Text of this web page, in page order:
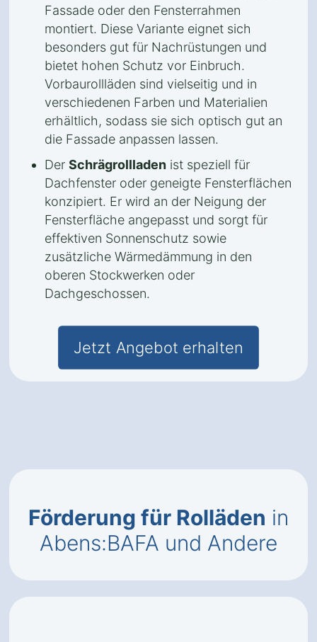
Fassade oder den Fensterrahmen
montiert. Diese Variante eignet sich
besonders gut für Nachrüstungen und
bietet hohen Schutz vor Einbruch.
Vorbaurollläden sind vielseitig und in
verschiedenen Farben und Materialien
erhältlich, sodass sie sich optisch gut an
die Fassade anpassen lassen.
Der Schrägrollladen ist speziell für
Dachfenster oder geneigte Fensterflächen
konzipiert. Er wird an der Neigung der
Fensterfläche angepasst und sorgt für
effektiven Sonnenschutz sowie
zusätzliche Wärmedämmung in den
oberen Stockwerken oder
Dachgeschossen.
Jetzt Angebot erhalten
Förderung für Rolläden in
Abens:BAFA und Andere